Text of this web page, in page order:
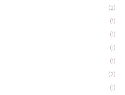
(2)
(1)
(1)
(1)
(1)
(2)
(1)